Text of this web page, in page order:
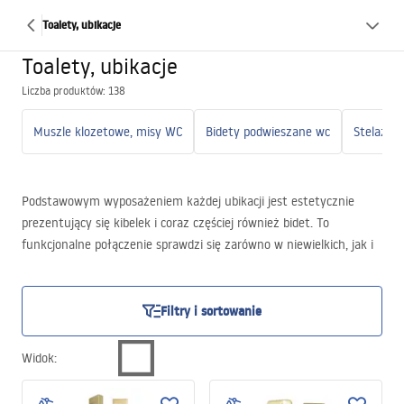
Toalety, ubikacje
Toalety, ubikacje
Liczba produktów: 138
Muszle klozetowe, misy WC Bidety podwieszane wc Stelaże
Podstawowym wyposażeniem każdej ubikacji jest estetycznie
prezentujący się kibelek i coraz częściej również bidet. To
funkcjonalne połączenie sprawdzi się zarówno w niewielkich, jak i
intymną, a do tego ładnie wygląda. W naszej ofercie można
znaleźć zestawy składające się z obu, idealnie dopasowanych do
siebie elementów. To zatem świetny wybór dla każdej osoby, której
marzy się stylowa toaleta, w 100% spełniająca swoje funkcje.
Oferowane przez nas sanitariaty różnią się typem konstrukcji oraz
sposobem wykończenia, dzięki czemu można bez problemu
Filtry i sortowanie
Widok: